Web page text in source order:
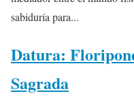
sabiduría para...
Datura:
Sagrada